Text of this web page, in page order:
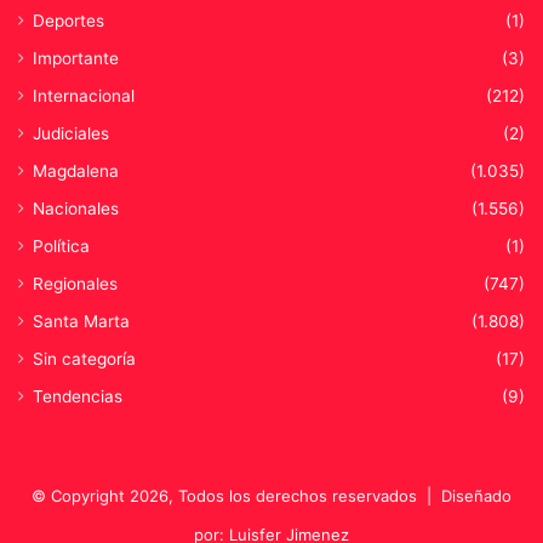
Deportes
(1)
Importante
(3)
Internacional
(212)
Judiciales
(2)
Magdalena
(1.035)
Nacionales
(1.556)
Política
(1)
Regionales
(747)
Santa Marta
(1.808)
Sin categoría
(17)
Tendencias
(9)
© Copyright 2026, Todos los derechos reservados | Diseñado
por: Luisfer Jimenez